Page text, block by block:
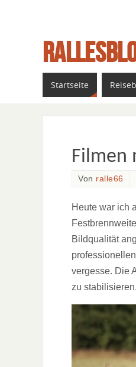
ein weiterer
Startseite
Filmen
Von ralle66
Heute war ich
Bildqualität
vergesse. Die
zu